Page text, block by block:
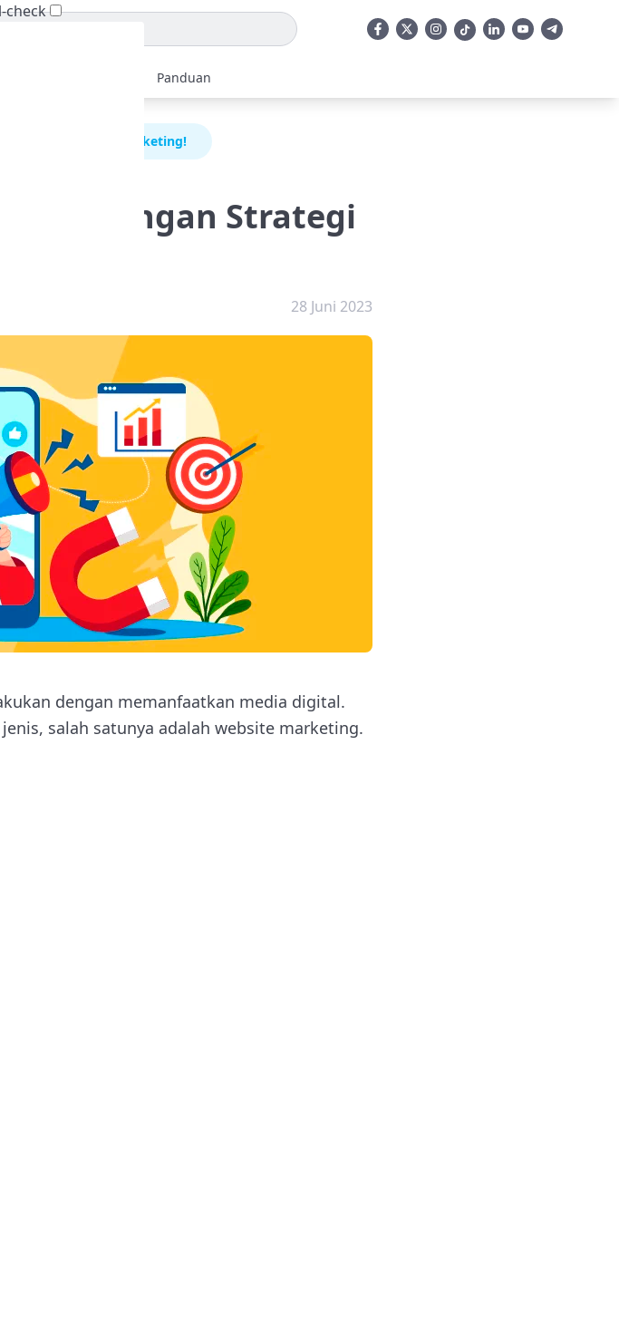
Panduan
Strategi Website Marketing!
dengan Strategi
28 Juni 2023
dengan memanfaatkan media digital.
salah satunya adalah website marketing.
check